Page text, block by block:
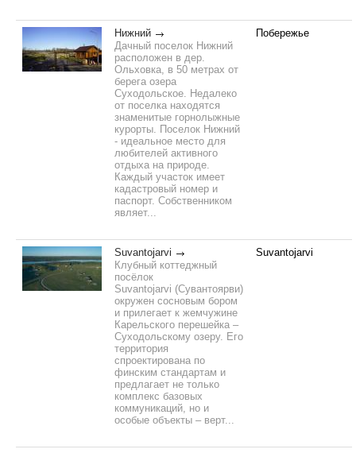
Нижний
Дачный поселок Нижний
расположен в дер.
Ольховка, в 50 метрах от
берега озера
Суходольское. Недалеко
от поселка находятся
знаменитые горнолыжные
курорты. Поселок Нижний
- идеальное место для
любителей активного
отдыха на природе.
Каждый участок имеет
кадастровый номер и
паспорт. Собственником
являет...
Побережье
Suvantojarvi
Клубный коттеджный
посёлок
Suvantojarvi (Сувантоярви)
окружен сосновым бором
и прилегает к жемчужине
Карельского перешейка –
Суходольскому озеру. Его
территория
спроектирована по
финским стандартам и
предлагает не только
комплекс базовых
коммуникаций, но и
особые объекты – верт...
Suvantojarvi